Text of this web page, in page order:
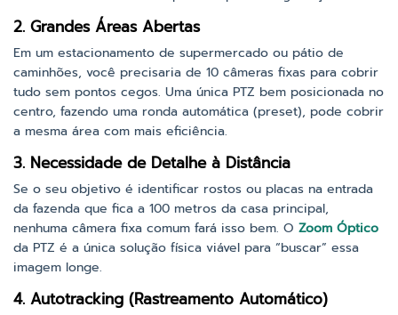
2. Grandes Áreas Abertas
Em um estacionamento de supermercado ou pátio de
caminhões, você precisaria de 10 câmeras fixas para cobrir
tudo sem pontos cegos. Uma única PTZ bem posicionada no
centro, fazendo uma ronda automática (preset), pode cobrir
a mesma área com mais eficiência.
3. Necessidade de Detalhe à Distância
Se o seu objetivo é identificar rostos ou placas na entrada
da fazenda que fica a 100 metros da casa principal,
nenhuma câmera fixa comum fará isso bem. O Zoom Óptico
da PTZ é a única solução física viável para “buscar” essa
imagem longe.
4. Autotracking (Rastreamento Automático)